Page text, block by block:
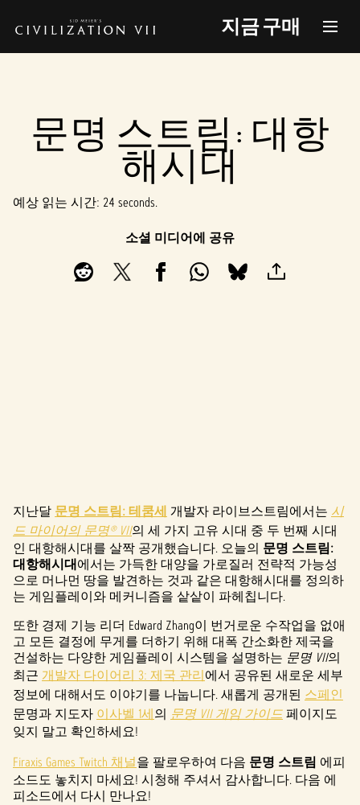
지금 구매
문명 스트림: 대항
해시대
예상 읽는 시간 24 seconds
소셜 미디어에 공유
A
c
c
e
p
t
&
P
l
a
지난달 문명 스트림: 테쿰세 개발자 라이브스트림에서는 시
드 마이어의 문명® VII의 세 가지 고유 시대 중 두 번째 시대
인 대항해시대를 살짝 공개했습니다. 오늘의 문명 스트림:
대항해시대에서는 가득한 대양을 가로질러 전략적 가능성
으로 머나먼 땅을 발견하는 것과 같은 대항해시대를 정의하
는 게임플레이와 메커니즘을 샅샅이 파헤칩니다.
또한 경제 기능 리더 Edward Zhang이 번거로운 수작업을 없애
고 모든 결정에 무게를 더하기 위해 대폭 간소화한 제국을
건설하는 다양한 게임플레이 시스템을 설명하는 문명 VII의
최근 개발자 다이어리 3: 제국 관리에서 공유된 새로운 세부
정보에 대해서도 이야기를 나눕니다. 새롭게 공개된 스페인
문명과 지도자 이사벨 1세의 문명 VII 게임 가이드페이지도
잊지 말고 확인하세요!
Firaxis Games Twitch 채널을 팔로우하여 다음 문명 스트림 에피
소드도 놓치지 마세요! 시청해 주셔서 감사합니다. 다음 에
피소드에서 다시 만나요!